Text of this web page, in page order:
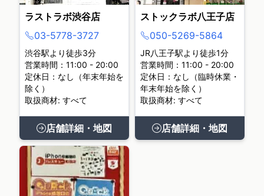
ラストラボ渋谷店
03-5778-3727
渋谷駅より徒歩3分
営業時間：11:00 - 20:00
定休日：なし（年末年始を
除く）
取扱商材: すべて
店舗詳細・地図
ストックラボ八王子店
050-5269-5864
JR八王子駅より徒歩1分
営業時間：11:00 - 20:00
定休日：なし（臨時休業・
年末年始を除く）
取扱商材: すべて
店舗詳細・地図